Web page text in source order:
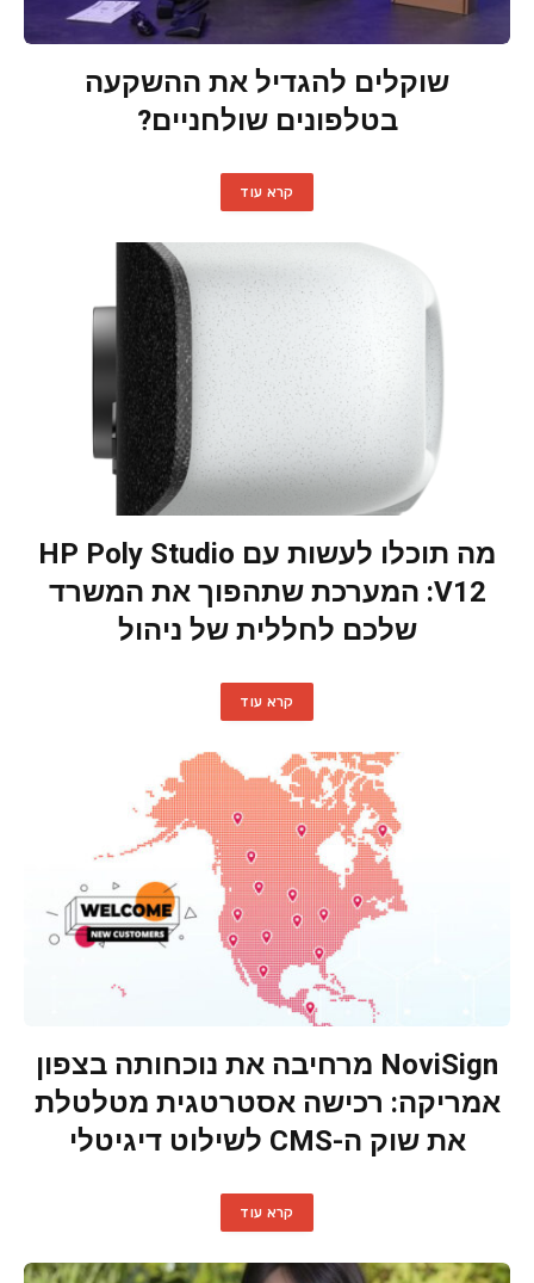
שוקלים להגדיל את ההשקעה
בטלפונים שולחניים?
קרא עוד
מה תוכלו לעשות עם HP Poly Studio
V12: המערכת שתהפוך את המשרד
שלכם לחללית של ניהול
קרא עוד
NoviSign מרחיבה את נוכחותה בצפון
אמריקה: רכישה אסטרטגית מטלטלת
את שוק ה-CMS לשילוט דיגיטלי
קרא עוד